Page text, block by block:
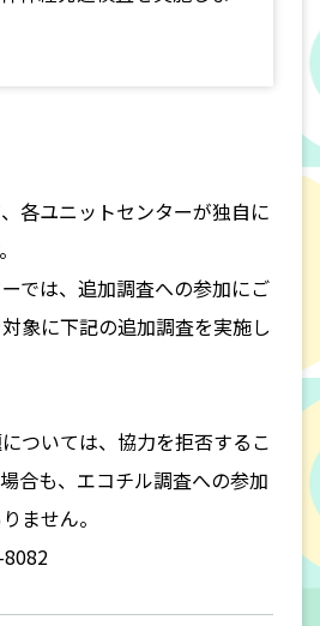
各ユニットセンターが独自に
では、追加調査への参加にご
象に下記の追加調査を実施し
ついては、協力を拒否するこ
合も、エコチル調査への参加
ません。